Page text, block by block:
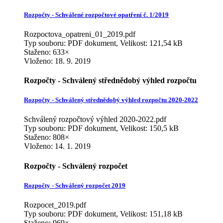
Rozpočty - Schválené rozpočtové opatření č. 1/2019
Rozpoctova_opatreni_01_2019.pdf
Typ souboru: PDF dokument, Velikost: 121,54 kB
Staženo: 633×
Vloženo: 18. 9. 2019
Rozpočty - Schválený střednědobý výhled rozpočtu
Rozpočty - Schválený střednědobý výhled rozpočtu 2020-2022
Schválený rozpočtový výhled 2020-2022.pdf
Typ souboru: PDF dokument, Velikost: 150,5 kB
Staženo: 808×
Vloženo: 14. 1. 2019
Rozpočty - Schválený rozpočet
Rozpočty - Schválený rozpočet 2019
Rozpocet_2019.pdf
Typ souboru: PDF dokument, Velikost: 151,18 kB